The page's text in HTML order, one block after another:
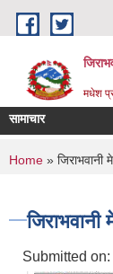
Skip to main content
मधेश
सामाचार
You are
Home » जिराभवानी
Submitted on: